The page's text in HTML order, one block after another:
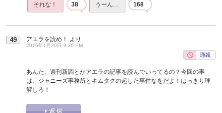
それな！ 38 うーん… 168
49 アエラを読め！ より
2016年1月20日 9:36 PM
あんた、週刊新調とかアエラの記事を読んでいってるの？今回の事
は、ジャニーズ事務所とキムタクの起した事件なをだよ！はっきり理
解しろ！